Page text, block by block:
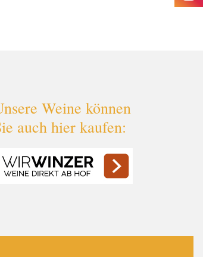
Weine können
auch hier kaufen: